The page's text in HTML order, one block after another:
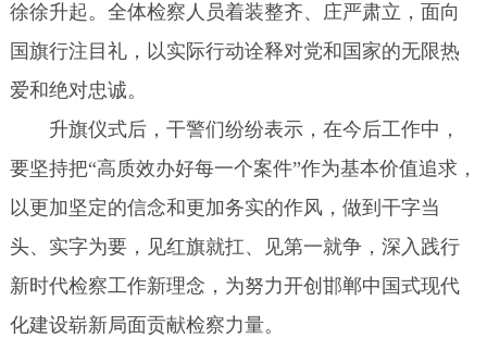
徐徐升起。全体检察人员着装整齐、庄严肃立，面向
国旗行注目礼，以实际行动诠释对党和国家的无限热
爱和绝对忠诚。
升旗仪式后，干警们纷纷表示，在今后工作中，
要坚持把“高质效办好每一个案件”作为基本价值追求，
以更加坚定的信念和更加务实的作风，做到干字当
头、实字为要，见红旗就扛、见第一就争，深入践行
新时代检察工作新理念，为努力开创邯郸中国式现代
化建设崭新局面贡献检察力量。